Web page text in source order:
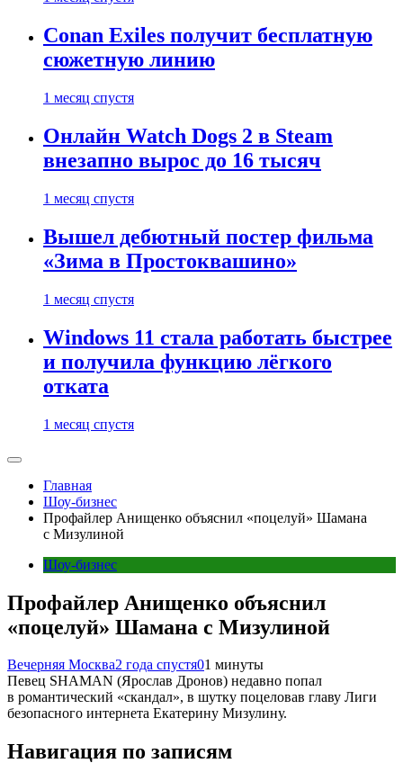
Conan Exiles получит бесплатную
сюжетную линию
1 месяц спустя
Онлайн Watch Dogs 2 в Steam
внезапно вырос до 16 тысяч
1 месяц спустя
Вышел дебютный постер фильма
«Зима в Простоквашино»
1 месяц спустя
Windows 11 стала работать быстрее
и получила функцию лёгкого
отката
1 месяц спустя
Главная
Шоу-бизнес
Профайлер Анищенко объяснил «поцелуй» Шамана
с Мизулиной
Шоу-бизнес
Профайлер Анищенко объяснил
«поцелуй» Шамана с Мизулиной
Вечерняя Москва2 года спустя01 минуты
Певец SHAMAN (Ярослав Дронов) недавно попал
в романтический «скандал», в шутку поцеловав главу Лиги
безопасного интернета Екатерину Мизулину.
Навигация по записям